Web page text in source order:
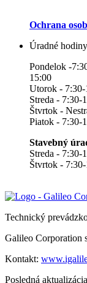
Ochrana
Úradné hodiny
Pondelok -
15:00
Utorok -
Streda -
Štvrtok -
Piatok - 7:30-
Stavebný
Streda -
Štvrtok -
Technický
Galileo Corporation
Kontakt:
Posledná